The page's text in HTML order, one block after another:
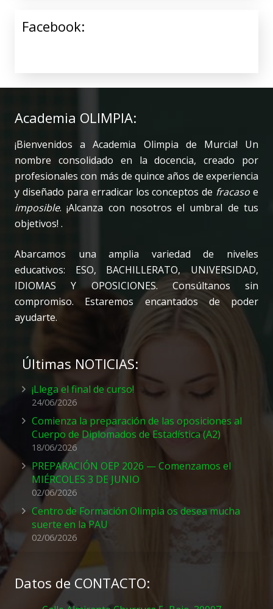
Facebook:
Academia OLIMPIA:
¡Bienvenidos a Academia Olimpia de Murcia! Un
nombre consolidado en la docencia, creado por
profesionales con más de quince años de experiencia
y diseñado para erradicar los conceptos de fracaso e
imposible. ¡Alcanza con nosotros el umbral de tus
objetivos! .
Abarcamos una amplia variedad de niveles
educativos: ESO, BACHILLERATO, UNIVERSIDAD,
IDIOMAS Y OPOSICIONES. Consúltanos sin
compromiso. Estaremos encantados de poder
ayudarte.
Últimas NOTICIAS:
¡Llega el final de curso!
24/06/2026
Comienza la preparación de las oposiciones al
Cuerpo de Diplomados de Estadística (A2)
18/06/2026
PREPARACIÓN OEP 2026 — Comenzamos el
MIÉRCOLES 3 DE JUNIO
02/06/2026
Centro de Formación Olimpia os desea mucha
suerte en la PAU
02/06/2026
Datos de CONTACTO: